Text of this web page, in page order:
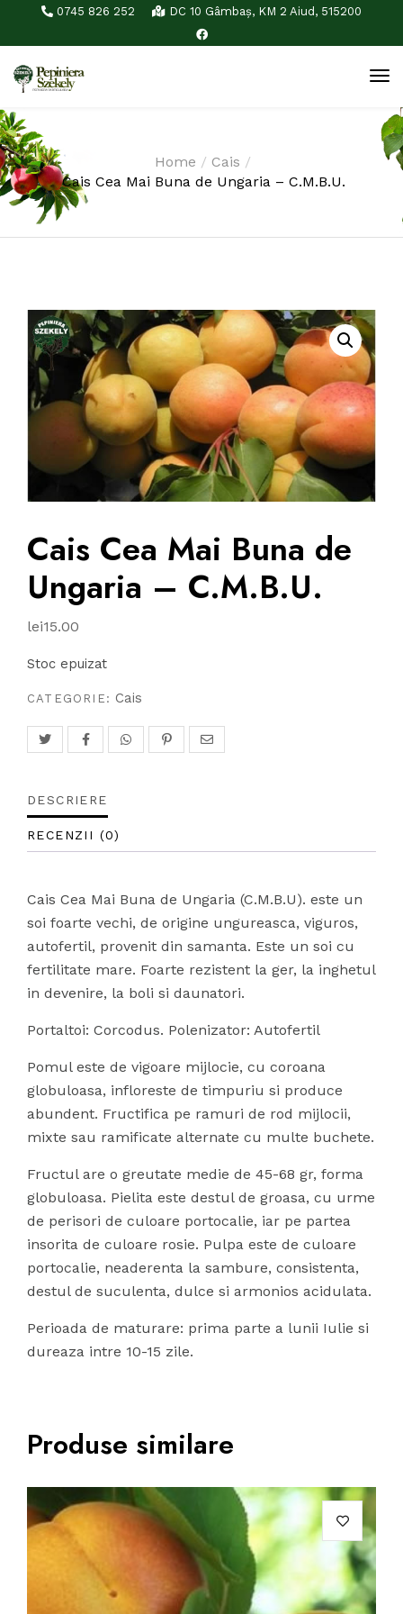
0745 826 252 DC 10 Gâmbaş, KM 2 Aiud, 515200
Home
Cais
Cais Cea Mai Buna de Ungaria – C.M.B.U.
Cais Cea Mai Buna de
Ungaria – C.M.B.U.
lei15.00
Stoc epuizat
CATEGORIE: Cais
DESCRIERE
RECENZII (0)
Cais Cea Mai Buna de Ungaria (C.M.B.U). este un
soi foarte vechi, de origine ungureasca, viguros,
autofertil, provenit din samanta. Este un soi cu
fertilitate mare. Foarte rezistent la ger, la inghetul
in devenire, la boli si daunatori.
Portaltoi: Corcodus. Polenizator: Autofertil
Pomul este de vigoare mijlocie, cu coroana
globuloasa, infloreste de timpuriu si produce
abundent. Fructifica pe ramuri de rod mijlocii,
mixte sau ramificate alternate cu multe buchete.
Fructul are o greutate medie de 45-68 gr, forma
globuloasa. Pielita este destul de groasa, cu urme
de perisori de culoare portocalie, iar pe partea
insorita de culoare rosie. Pulpa este de culoare
portocalie, neaderenta la sambure, consistenta,
destul de suculenta, dulce si armonios acidulata.
Perioada de maturare: prima parte a lunii Iulie si
dureaza intre 10-15 zile.
Produse similare